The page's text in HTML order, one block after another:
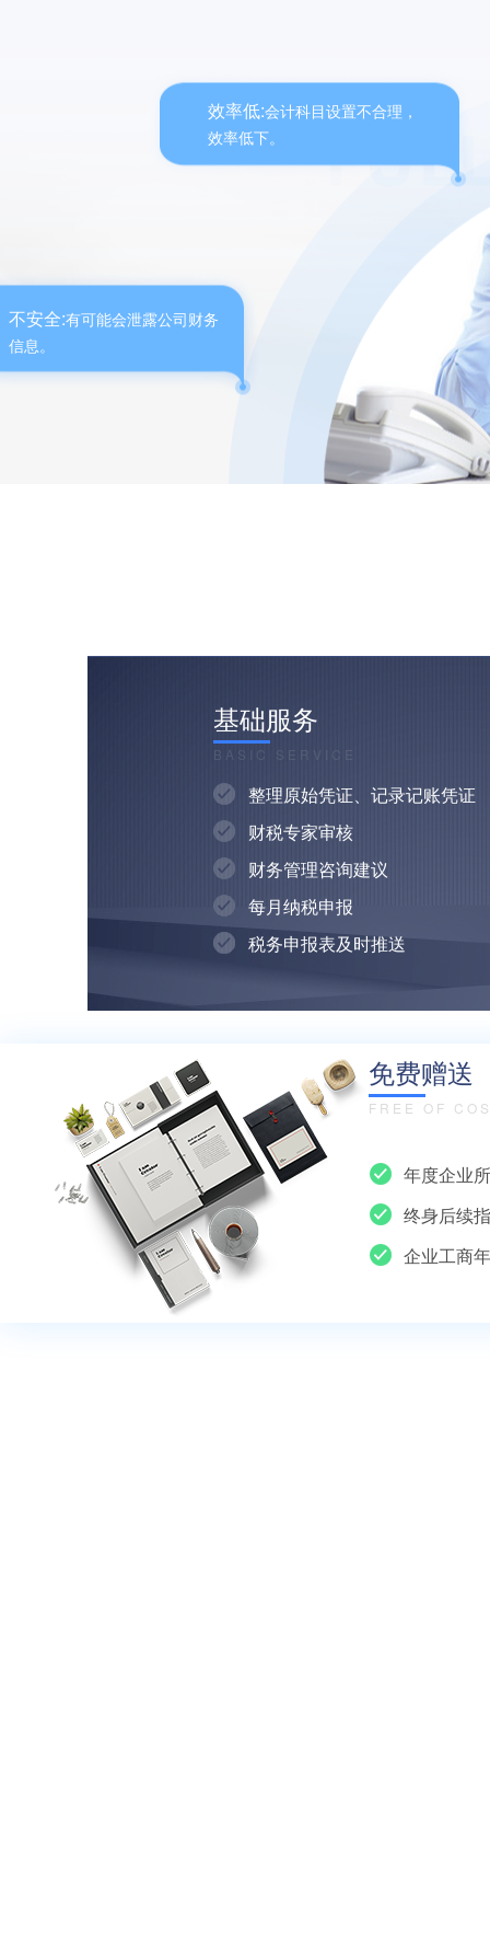
效率低:会计科目设置不合理，
效率低下。
不安全:有可能会泄露公司财务
信息。
基础服务
BASIC SERVICE
整理原始凭证、记录记账凭证
财税专家审核
财务管理咨询建议
每月纳税申报
税务申报表及时推送
免费赠送
FREE OF
年度企业
终身后续
企业工商